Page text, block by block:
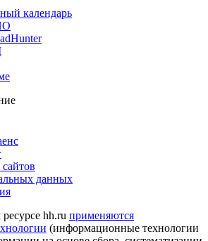
календарь
данных
hh.ru применяются
(информационные технологии